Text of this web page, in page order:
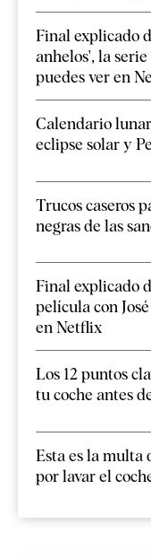
Final explicado
anhelos', la
puedes ver en
Calendario
eclipse solar y
Trucos caseros
negras de las
Final explicado
película con
en Netflix
Los 12 puntos
tu coche antes
Esta es la multa
por lavar el